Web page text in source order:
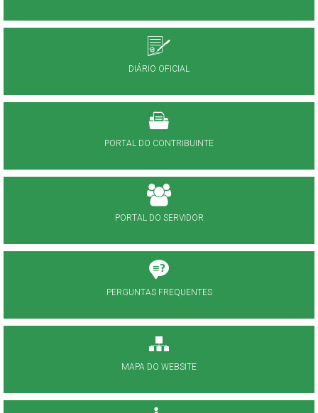
DIÁRIO OFICIAL
PORTAL DO CONTRIBUINTE
PORTAL DO SERVIDOR
PERGUNTAS FREQUENTES
MAPA DO WEBSITE